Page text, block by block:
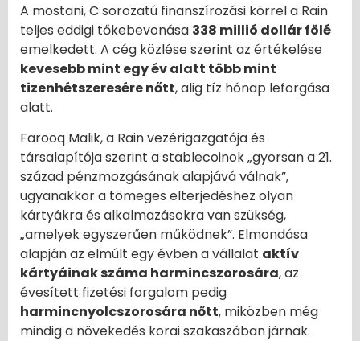
A mostani, C sorozatú finanszírozási körrel a Rain
teljes eddigi tőkebevonása 338 millió dollár fölé
emelkedett. A cég közlése szerint az értékelése
kevesebb mint egy év alatt több mint
tizenhétszeresére nőtt, alig tíz hónap leforgása
alatt.
Farooq Malik, a Rain vezérigazgatója és
társalapítója szerint a stablecoinok „gyorsan a 21.
század pénzmozgásának alapjává válnak”,
ugyanakkor a tömeges elterjedéshez olyan
kártyákra és alkalmazásokra van szükség,
„amelyek egyszerűen működnek”. Elmondása
alapján az elmúlt egy évben a vállalat aktív
kártyáinak száma harmincszorosára, az
évesített fizetési forgalom pedig
harmincnyolcszorosára nőtt, miközben még
mindig a növekedés korai szakaszában járnak.